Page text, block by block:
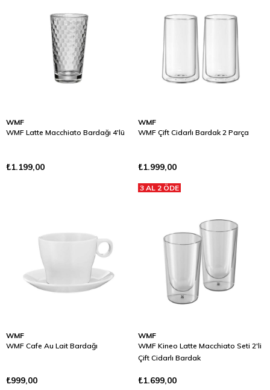
WMF
WMF Latte Macchiato Bardağı 4'lü
₺1.199,00
WMF
WMF Çift Cidarlı Bardak 2 Parça
₺1.999,00
3 AL 2 ÖDE
WMF
WMF Cafe Au Lait Bardağı
₺999,00
WMF
WMF Kineo Latte Macchiato Seti 2'li
Çift Cidarlı Bardak
₺1.699,00